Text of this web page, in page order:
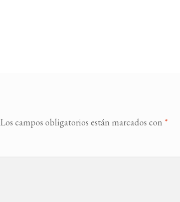
Los campos obligatorios están marcados con *